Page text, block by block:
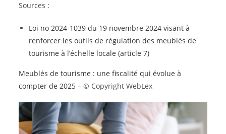
Sources :
Loi no 2024-1039 du 19 novembre 2024 visant à
renforcer les outils de régulation des meublés de
tourisme à l’échelle locale (article 7)
Meublés de tourisme : une fiscalité qui évolue à
compter de 2025– © Copyright WebLex